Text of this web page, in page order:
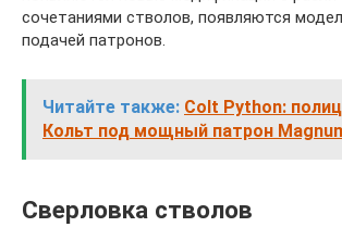
сочетаниями стволов, появляются
подачей патронов.
Читайте также: Colt Python:
Кольт под мощный патрон
Сверловка стволов